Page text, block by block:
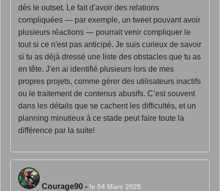
dès le outset. Le fait d'avoir des relations
compliquées — par exemple, un tweet pouvant avoir
plusieurs réactions — pourrait venir compliquer le
tout si ce n'est pas anticipé. Je suis curieux de savoir
si tu as déjà dressé une liste des obstacles que tu as
en tête. J'en ai identifié plusieurs lors de mes
propres projets, comme gérer des utilisateurs inactifs
ou le traitement de contenus abusifs. C’est souvent
dans les détails que se cachent les difficultés, et un
planning minutieux à ce stade peut faire toute la
différence par la suite!
Courage90 - le 04 Mars 2025